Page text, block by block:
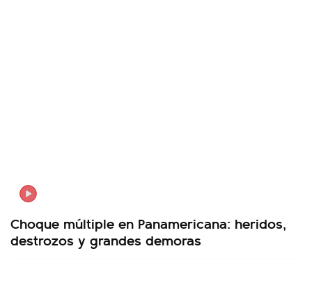
Choque múltiple en Panamericana: heridos,
destrozos y grandes demoras